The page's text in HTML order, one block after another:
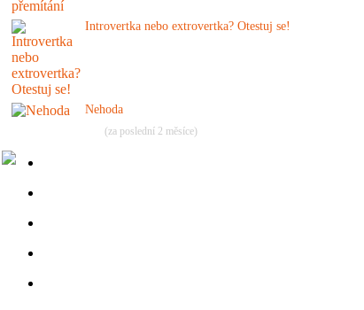
Introvertka nebo extrovertka? Otestuj se!
Nehoda
(za poslední 2 měsíce)